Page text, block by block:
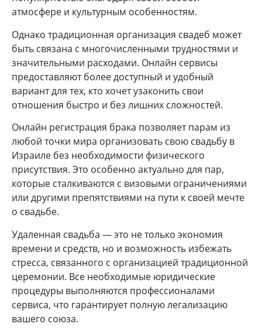
атмосфере и культурным особенностям.
Однако традиционная организация свадеб может
быть связана с многочисленными трудностями и
значительными расходами. Онлайн сервисы
предоставляют более доступный и удобный
вариант для тех, кто хочет узаконить свои
отношения быстро и без лишних сложностей.
Онлайн регистрация брака позволяет парам из
любой точки мира организовать свою свадьбу в
Израиле без необходимости физического
присутствия. Это особенно актуально для пар,
которые сталкиваются с визовыми ограничениями
или другими препятствиями на пути к своей мечте
о свадьбе.
Удаленная свадьба — это не только экономия
времени и средств, но и возможность избежать
стресса, связанного с организацией традиционной
церемонии. Все необходимые юридические
процедуры выполняются профессионалами
сервиса, что гарантирует полную легализацию
вашего союза.